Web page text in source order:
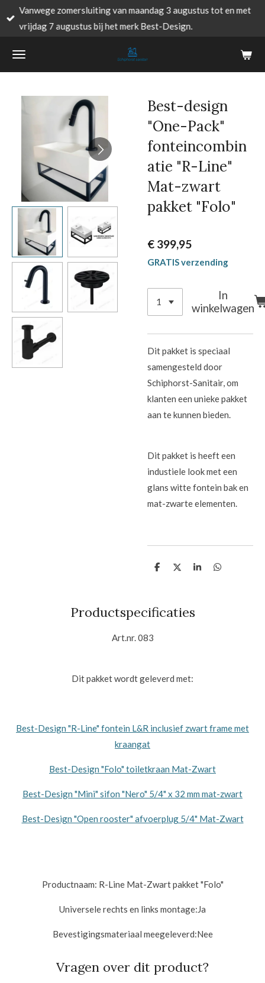
Ga
direct
de
Vanwege zomersluiting van maandag 3 augustus tot en met
vrijdag 7 augustus bij het merk Best-Design.
Best-design
"One-Pack"
fonteincombin
atie "R-Line"
Mat-zwart
pakket "Folo"
€ 399,95
GRATIS verzending
In
winkelwagen
Dit pakket is speciaal
samengesteld door
Schiphorst-Sanitair, om
klanten een unieke pakket
aan te kunnen bieden.
Dit pakket is heeft een
industiele look met een
glans witte fontein bak en
mat-zwarte elementen.
D
n
D
S
D
Productspecificaties
Art.nr. 083
Dit pakket wordt geleverd met:
Best-Design "R-Line" fontein L&R inclusief zwart frame met
kraangat
Best-Design "Folo" toiletkraan Mat-Zwart
Best-Design "Mini" sifon "Nero" 5/4" x 32 mm mat-zwart
Best-Design "Open rooster" afvoerplug 5/4" Mat-Zwart
Productnaam: R-Line Mat-Zwart pakket "Folo"
Universele rechts en links montage:Ja
Bevestigingsmateriaal meegeleverd:Nee
Vragen over dit product?